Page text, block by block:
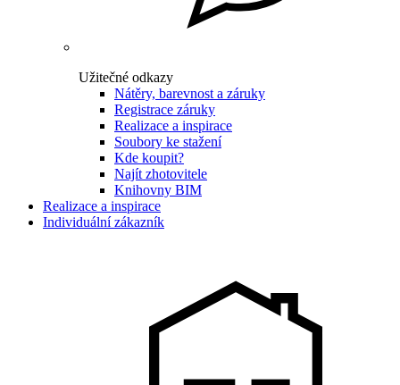
Užitečné odkazy
Nátěry, barevnost a záruky
Registrace záruky
Realizace a inspirace
Soubory ke stažení
Kde koupit?
Najít zhotovitele
Knihovny BIM
Realizace a inspirace
Individuální zákazník